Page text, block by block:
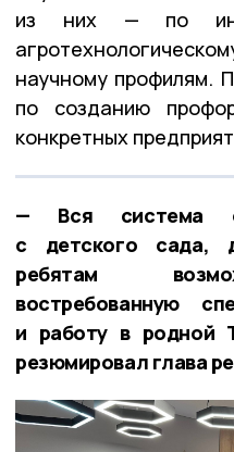
из них — по
научному профилям.
по созданию
конкретных
— Вся система
с детского сада,
ребятам
востребованную
и работу в родной
резюмировал глава